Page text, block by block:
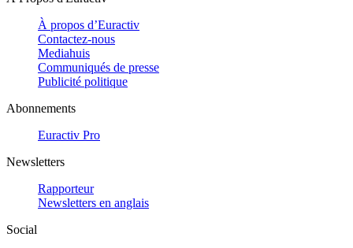
À propos d’Euractiv
Contactez-nous
Mediahuis
Communiqués de presse
Publicité politique
Abonnements
Euractiv Pro
Newsletters
Rapporteur
Newsletters en anglais
Social